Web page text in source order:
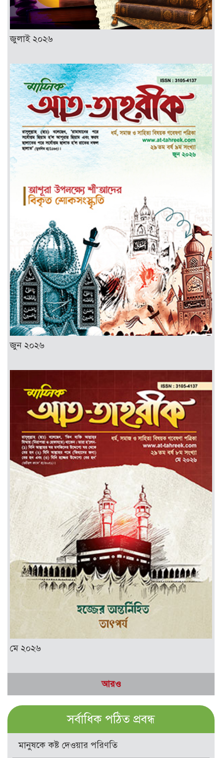
জুলাই ২০২৬
জুন ২০২৬
মে ২০২৬
আরও
সর্বাধিক পঠিত প্রবন্ধ
মানুষকে কষ্ট দেওয়ার পরিণতি